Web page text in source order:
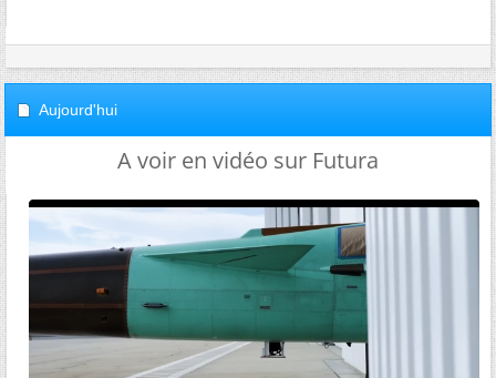
Aujourd'hui
A voir en vidéo sur Futura